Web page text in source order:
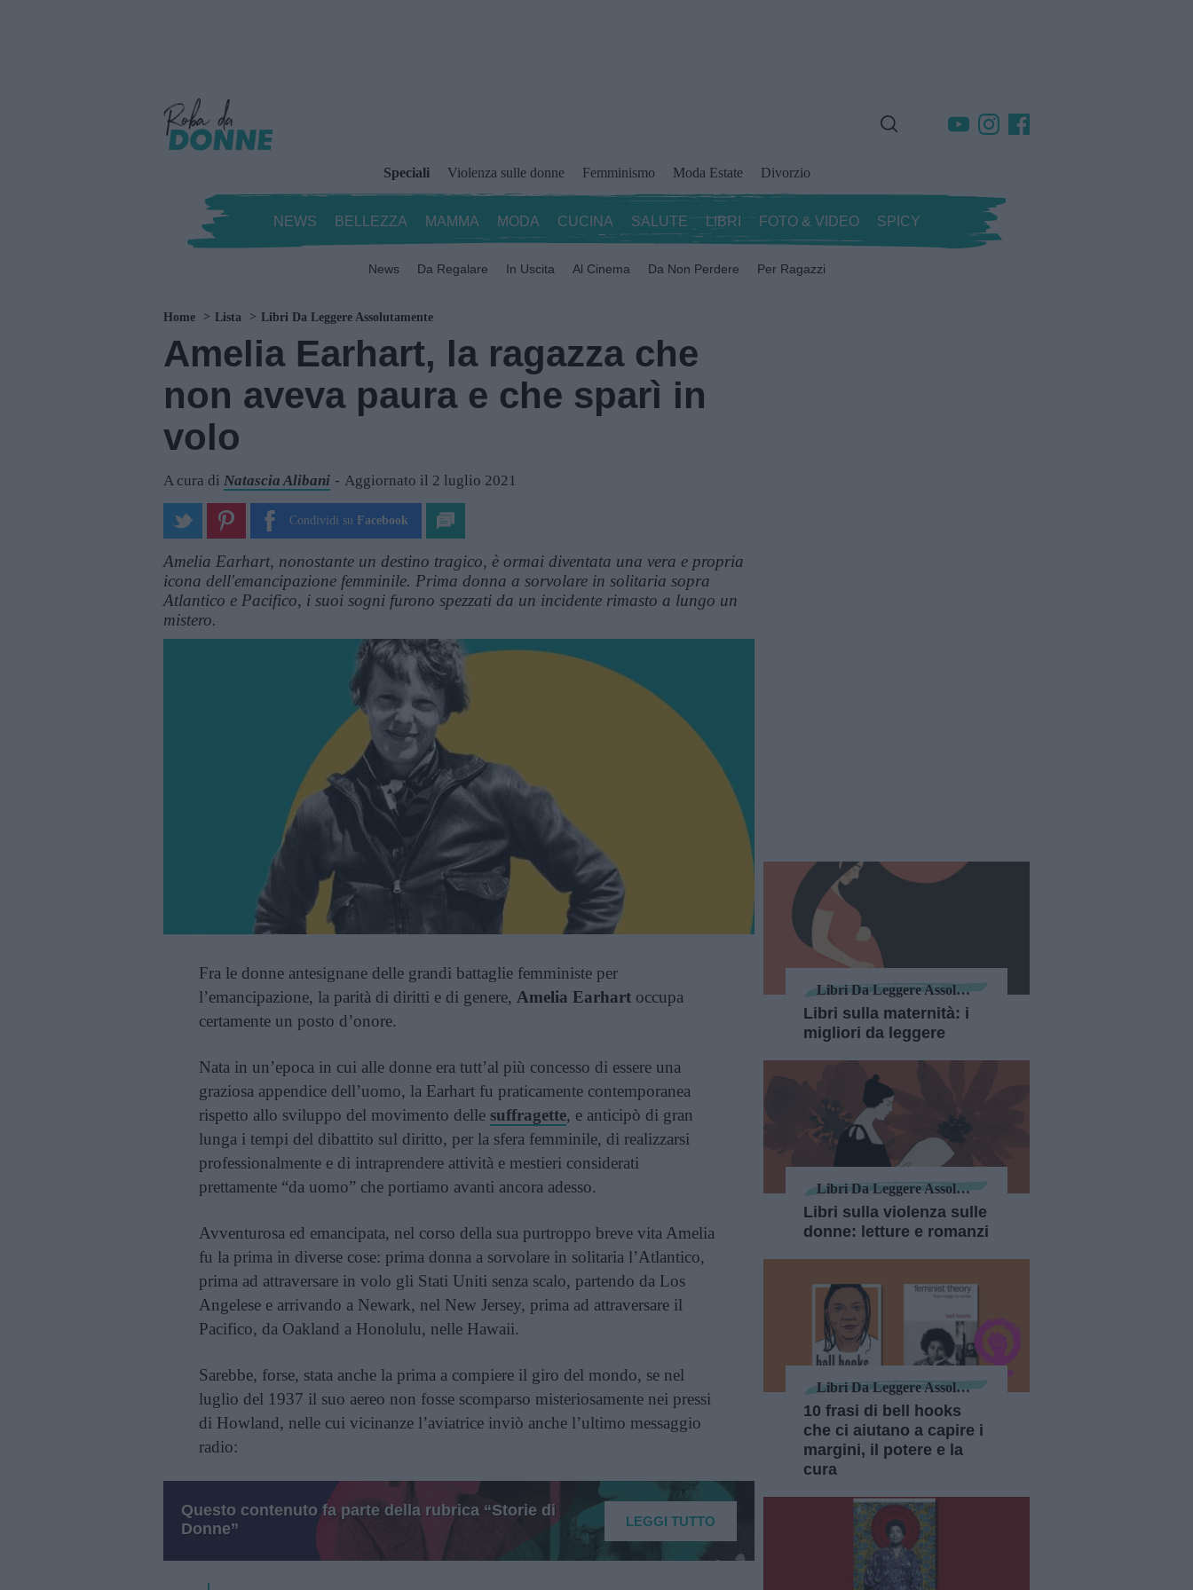
Speciali Violenza sulle donne Femminismo Moda Estate Divorzio
NEWS BELLEZZA MAMMA MODA CUCINA SALUTE LIBRI FOTO & VIDEO SPICY
News Da Regalare In Uscita Al Cinema Da Non Perdere Per Ragazzi
Home Lista Libri Da Leggere Assolutamente
Amelia Earhart, la ragazza che
non aveva paura e che sparì in
volo
A cura di Natascia Alibani Aggiornato il 2 luglio 2021
Condividi su Facebook
Amelia Earhart, nonostante un destino tragico, è ormai diventata una vera e propria
icona dell'emancipazione femminile. Prima donna a sorvolare in solitaria sopra
Atlantico e Pacifico, i suoi sogni furono spezzati da un incidente rimasto a lungo un
mistero.
Fra le donne antesignane delle grandi battaglie femministe per
l’emancipazione, la parità di diritti e di genere, Amelia Earhart occupa
certamente un posto d’onore.
Nata in un’epoca in cui alle donne era tutt’al più concesso di essere una
graziosa appendice dell’uomo, la Earhart fu praticamente contemporanea
rispetto allo sviluppo del movimento delle suffragette, e anticipò di gran
lunga i tempi del dibattito sul diritto, per la sfera femminile, di realizzarsi
professionalmente e di intraprendere attività e mestieri considerati
prettamente “da uomo” che portiamo avanti ancora adesso.
Avventurosa ed emancipata, nel corso della sua purtroppo breve vita Amelia
fu la prima in diverse cose: prima donna a sorvolare in solitaria l’Atlantico,
prima ad attraversare in volo gli Stati Uniti senza scalo, partendo da Los
Angelese e arrivando a Newark, nel New Jersey, prima ad attraversare il
Pacifico, da Oakland a Honolulu, nelle Hawaii.
Sarebbe, forse, stata anche la prima a compiere il giro del mondo, se nel
luglio del 1937 il suo aereo non fosse scomparso misteriosamente nei pressi
di Howland, nelle cui vicinanze l’aviatrice inviò anche l’ultimo messaggio
radio:
Questo contenuto fa parte della rubrica “Storie di
Donne”
LEGGI TUTTO
Libri Da Leggere Assolutamente
Libri sulla maternità: i
migliori da leggere
Libri Da Leggere Assolutamente
Libri sulla violenza sulle
donne: letture e romanzi
Libri Da Leggere Assolutamente
10 frasi di bell hooks
che ci aiutano a capire i
margini, il potere e la
cura